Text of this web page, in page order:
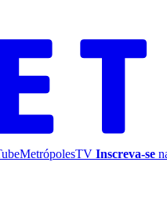
MetrópolesTV Inscreva-se